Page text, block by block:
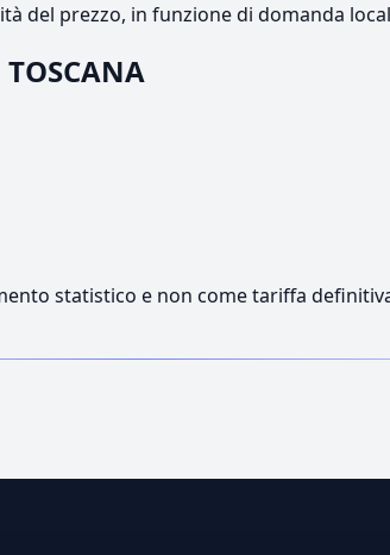
del prezzo, in funzione di domanda
statistico e non come tariffa